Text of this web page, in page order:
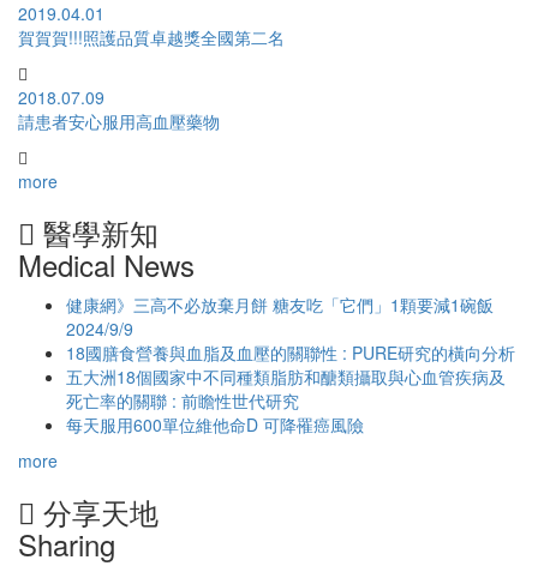
2019.04.01
賀賀賀!!!照護品質卓越獎全國第二名
2018.07.09
請患者安心服用高血壓藥物
more
醫學新知
Medical News
健康網》三高不必放棄月餅 糖友吃「它們」1顆要減1碗飯
2024/9/9
18國膳食營養與血脂及血壓的關聯性 : PURE研究的橫向分析
五大洲18個國家中不同種類脂肪和醣類攝取與心血管疾病及
死亡率的關聯 : 前瞻性世代研究
每天服用600單位維他命D 可降罹癌風險
more
分享天地
Sharing